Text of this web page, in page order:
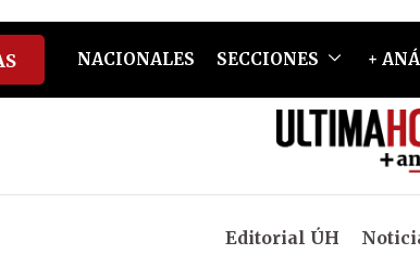
NACIONALES SECCIONES +
Editorial ÚH